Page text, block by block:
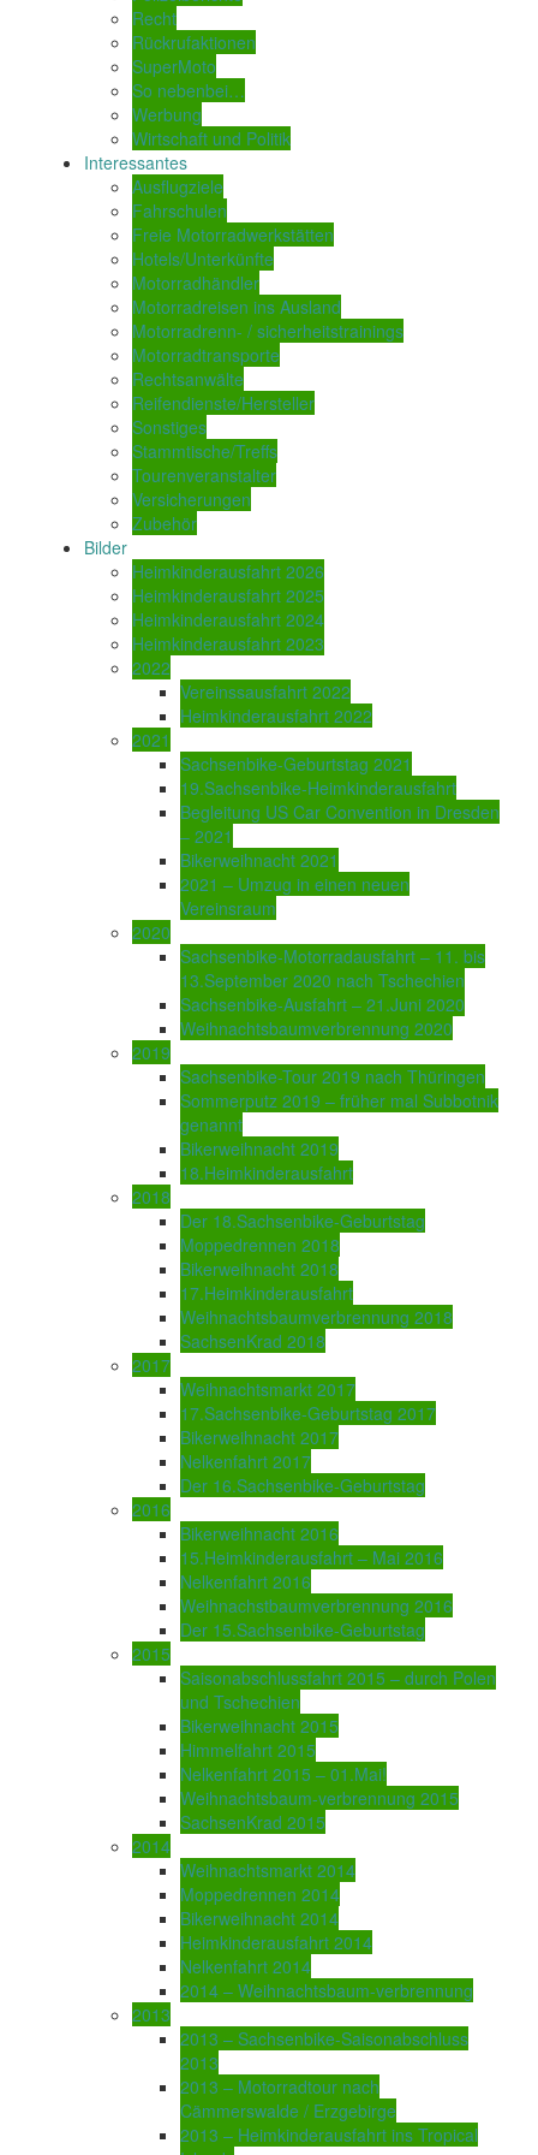
Recht
Rückrufaktionen
SuperMoto
So nebenbei…
Werbung
Wirtschaft und Politik
Interessantes
Ausflugziele
Fahrschulen
Freie Motorradwerkstätten
Hotels/Unterkünfte
Motorradhändler
Motorradreisen ins Ausland
Motorradrenn- / sicherheitstrainings
Motorradtransporte
Rechtsanwälte
Reifendienste/Hersteller
Sonstiges
Stammtische/Treffs
Tourenveranstalter
Versicherungen
Zubehör
Bilder
Heimkinderausfahrt 2026
Heimkinderausfahrt 2025
Heimkinderausfahrt 2024
Heimkinderausfahrt 2023
2022
Vereinssausfahrt 2022
Heimkinderausfahrt 2022
2021
Sachsenbike-Geburtstag 2021
19.Sachsenbike-Heimkinderausfahrt
Begleitung US Car Convention in Dresden
– 2021
Bikerweihnacht 2021
2021 – Umzug in einen neuen
Vereinsraum
2020
Sachsenbike-Motorradausfahrt – 11. bis
13.September 2020 nach Tschechien
Sachsenbike-Ausfahrt – 21.Juni 2020
Weihnachtsbaumverbrennung 2020
2019
Sachsenbike-Tour 2019 nach Thüringen
Sommerputz 2019 – früher mal Subbotnik
genannt
Bikerweihnacht 2019
18.Heimkinderausfahrt
2018
Der 18.Sachsenbike-Geburtstag
Moppedrennen 2018
Bikerweihnacht 2018
17.Heimkinderausfahrt
Weihnachtsbaumverbrennung 2018
SachsenKrad 2018
2017
Weihnachtsmarkt 2017
17.Sachsenbike-Geburtstag 2017
Bikerweihnacht 2017
Nelkenfahrt 2017
Der 16.Sachsenbike-Geburtstag
2016
Bikerweihnacht 2016
15.Heimkinderausfahrt – Mai 2016
Nelkenfahrt 2016
Weihnachstbaumverbrennung 2016
Der 15.Sachsenbike-Geburtstag
2015
Saisonabschlussfahrt 2015 – durch Polen
und Tschechien
Bikerweihnacht 2015
Himmelfahrt 2015
Nelkenfahrt 2015 – 01.Mai!
Weihnachtsbaum-verbrennung 2015
SachsenKrad 2015
2014
Weihnachtsmarkt 2014
Moppedrennen 2014
Bikerweihnacht 2014
Heimkinderausfahrt 2014
Nelkenfahrt 2014
2014 – Weihnachtsbaum-verbrennung
2013
2013 – Sachsenbike-Saisonabschluss
2013
2013 – Motorradtour nach
Cämmerswalde / Erzgebirge
2013 – Heimkinderausfahrt ins Tropical